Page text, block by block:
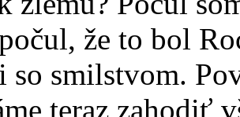
že to bol
so smilstvom.
teraz zahodiť